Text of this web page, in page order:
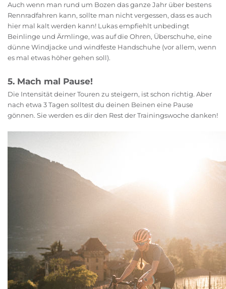
Auch wenn man rund um Bozen das ganze Jahr über bestens
Rennradfahren kann, sollte man nicht vergessen, dass es auch
hier mal kalt werden kann! Lukas empfiehlt unbedingt
Beinlinge und Ärmlinge, was auf die Ohren, Überschuhe, eine
dünne Windjacke und windfeste Handschuhe (vor allem, wenn
es mal etwas höher gehen soll).
5. Mach mal Pause!
Die Intensität deiner Touren zu steigern, ist schon richtig. Aber
nach etwa 3 Tagen solltest du deinen Beinen eine Pause
gönnen. Sie werden es dir den Rest der Trainingswoche danken!